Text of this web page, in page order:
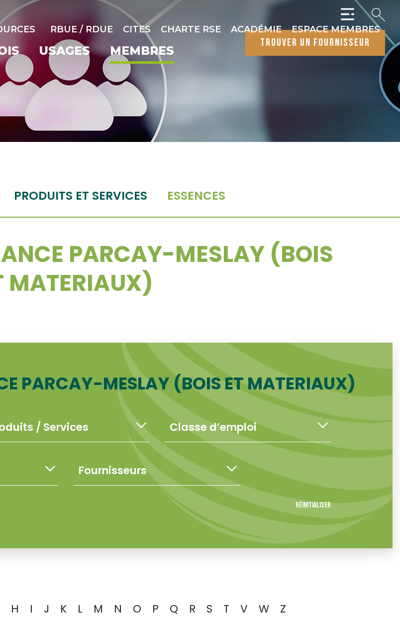
RBUE / RDUE CITES CHARTE RSE ACADÉMIE ESPACE MEMBRES
USAGES MEMBRES
trouver un fournisseur
PRODUITS ET SERVICES ESSENCES
PARCAY-MESLAY (BOIS
MATERIAUX)
PARCAY-MESLAY (BOIS ET MATERIAUX)
Réinitialiser
H I J K L M N O P Q R S T V W Z